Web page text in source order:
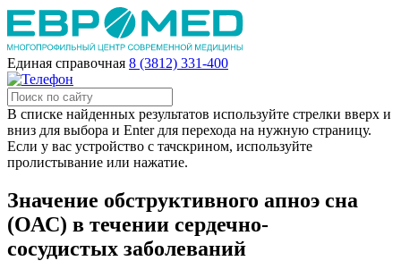
Единая справочная 8 (3812) 331-400
В списке найденных результатов используйте стрелки вверх и
вниз для выбора и Enter для перехода на нужную страницу.
Если у вас устройство с тачскрином, используйте
пролистывание или нажатие.
Значение обструктивного апноэ сна
(ОАС) в течении сердечно-
сосудистых заболеваний